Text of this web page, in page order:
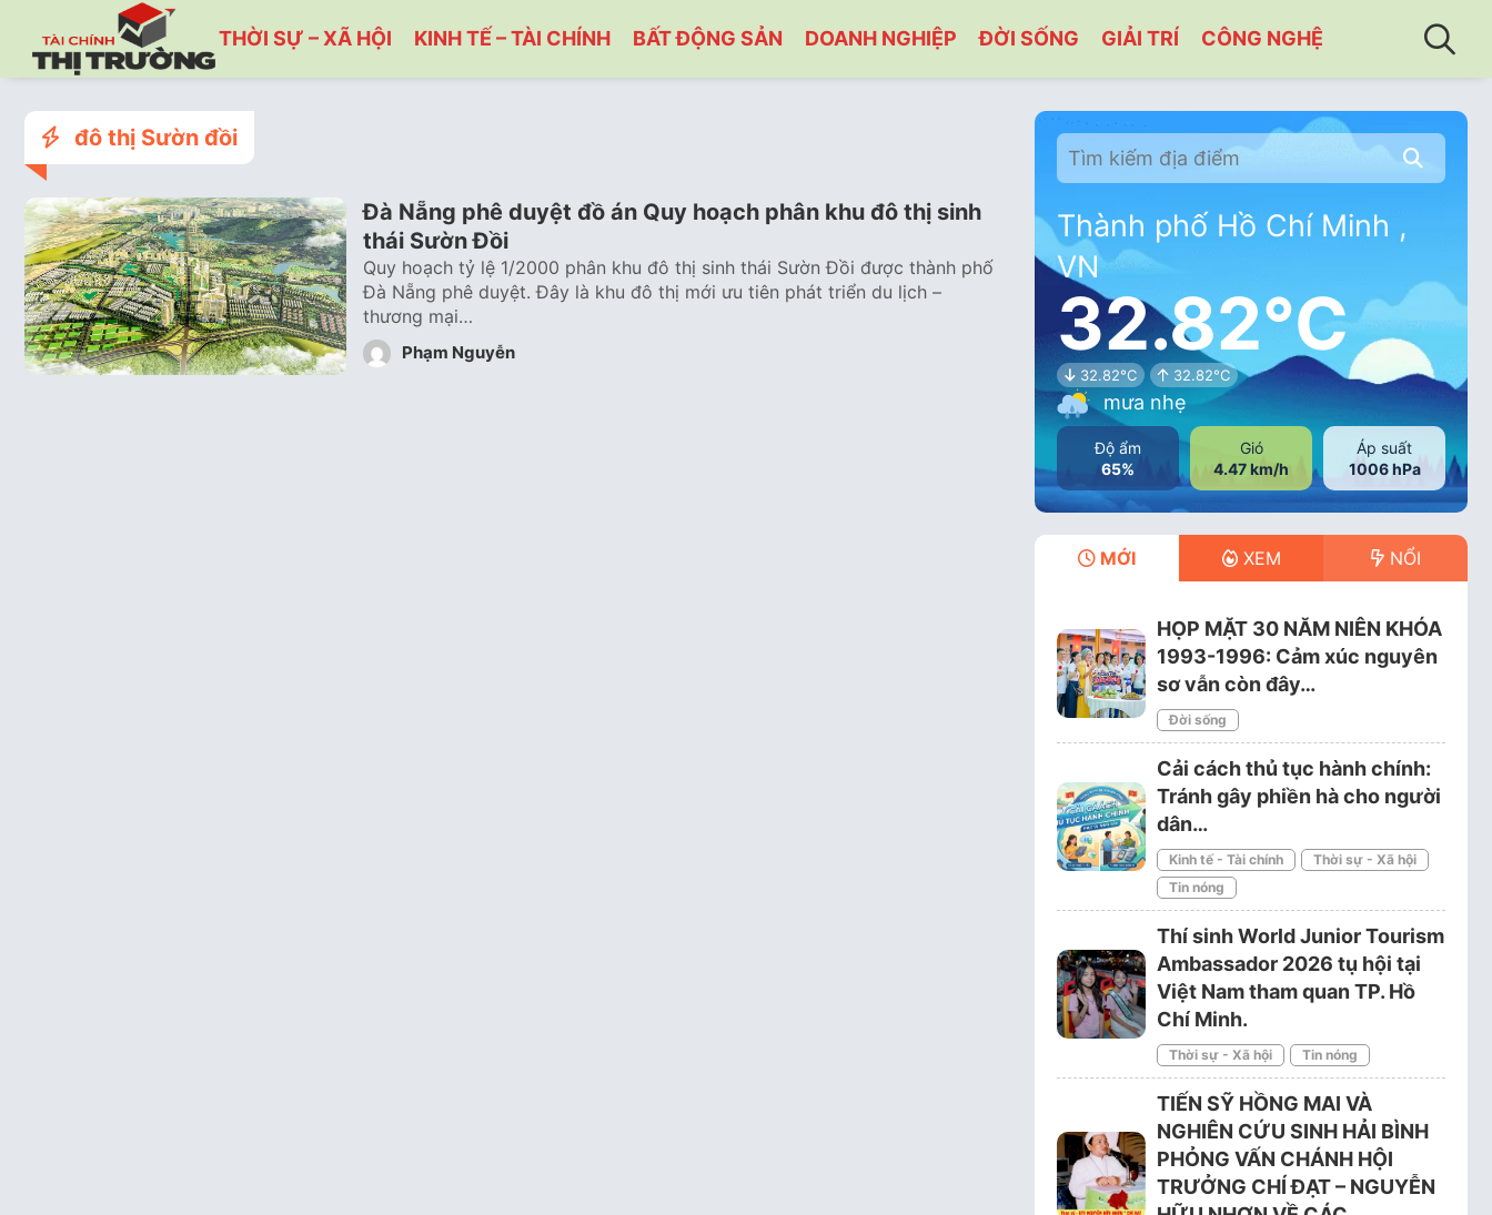
THỜI SỰ – XÃ HỘI KINH TẾ – TÀI CHÍNH BẤT ĐỘNG SẢN DOANH NGHIỆP ĐỜI SỐNG GIẢI TRÍ CÔNG NGHỆ
đô thị Sườn đồi
Đà Nẵng phê duyệt đồ án Quy hoạch phân khu đô thị sinh
thái Sườn Đồi
Quy hoạch tỷ lệ 1/2000 phân khu đô thị sinh thái Sườn Đồi được thành phố
Đà Nẵng phê duyệt. Đây là khu đô thị mới ưu tiên phát triển du lịch –
thương mại…
Phạm Nguyễn
Thành phố Hồ Chí Minh ,
VN
32.82°C
32.82°C 32.82°C
mưa nhẹ
Độ ẩm
65%
Gió
4.47 km/h
Áp suất
1006 hPa
MỚI XEM NỔI
HỌP MẶT 30 NĂM NIÊN KHÓA
1993-1996: Cảm xúc nguyên
sơ vẫn còn đây…
Đời sống
Cải cách thủ tục hành chính:
Tránh gây phiền hà cho người
dân…
Kinh tế - Tài chính
Thời sự - Xã hội
Tin nóng
Thí sinh World Junior Tourism
Ambassador 2026 tụ hội tại
Việt Nam tham quan TP. Hồ
Chí Minh.
Thời sự - Xã hội Tin nóng
TIẾN SỸ HỒNG MAI VÀ
NGHIÊN CỨU SINH HẢI BÌNH
PHỎNG VẤN CHÁNH HỘI
TRƯỞNG CHÍ ĐẠT – NGUYỄN